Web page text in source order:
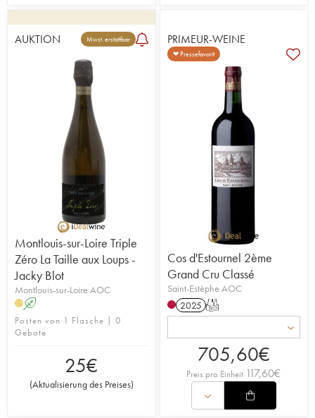
AUKTION Mwst. erstattbar
Montlouis-sur-Loire Triple
Zéro La Taille aux Loups -
Jacky Blot
Montlouis-sur-Loire AOC
H A
Posten von 1 Flasche | 0
Gebote
25€
(Aktualisierung des Preises)
PRIMEUR-WEINE
❤ Pressefavorit
Cos d'Estournel 2ème
Grand Cru Classé
Saint-Estèphe AOC
2025 T
705,60€
Preis pro Einheit 117,60€